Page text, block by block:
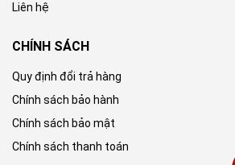
Liên hệ
CHÍNH SÁCH
Quy định đổi trả hàng
Chính sách bảo hành
Chính sách bảo mật
Chính sách thanh toán